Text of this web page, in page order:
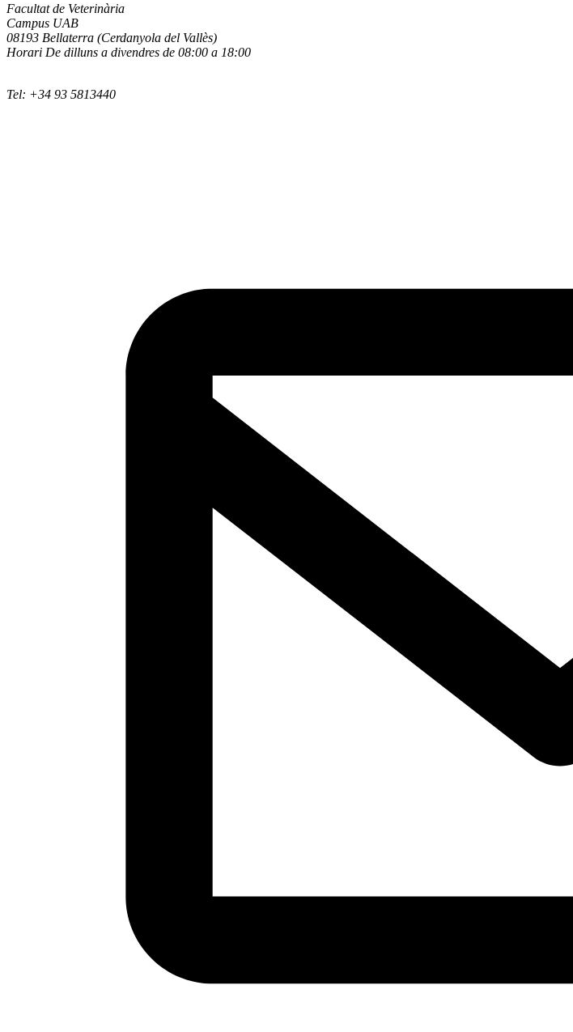
Facultat de Veterinària
Campus UAB
08193 Bellaterra (Cerdanyola del Vallès)
Horari De dilluns a divendres de 08:00 a 18:00
Tel: +34 93 5813440